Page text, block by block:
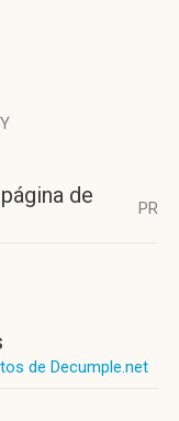
de
PR
de Decumple.net